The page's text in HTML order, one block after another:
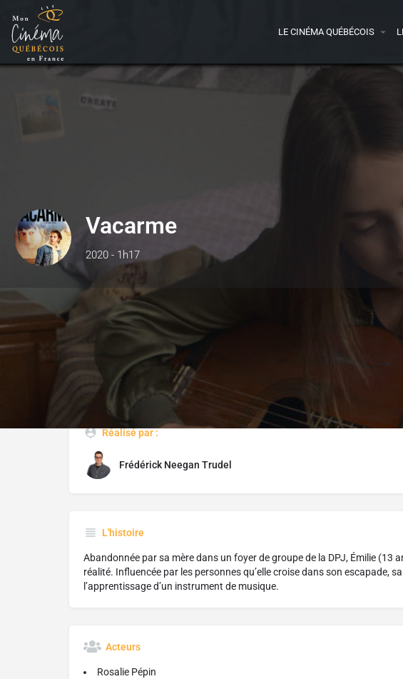
LE CINÉMA QUÉBÉCOIS
Vacarme
2020 - 1h17
Réalisé par :
Frédérick Neegan Trudel
L'histoire
Abandonnée par sa mère dans un foyer de groupe de la DPJ, Émilie (13
réalité. Influencée par les personnes qu’elle croise dans son escapade,
l’apprentissage d’un instrument de musique.
Acteurs
Rosalie Pépin